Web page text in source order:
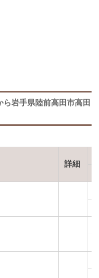
ら岩手県陸前高田市高田
詳細